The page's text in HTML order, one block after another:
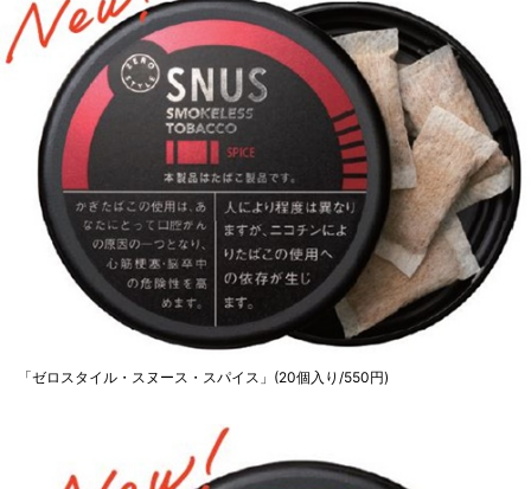
「ゼロスタイル・スヌース・スパイス」(20個入り/550円)